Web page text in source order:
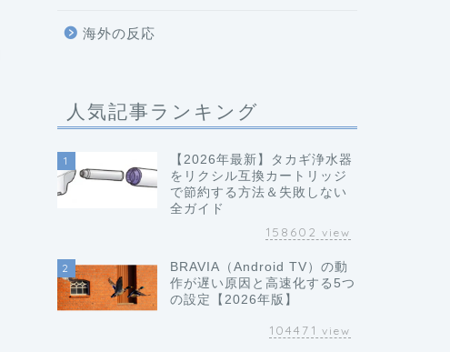
海外の反応
人気記事ランキング
1
【2026年最新】タカギ浄水器
をリクシル互換カートリッジ
で節約する方法＆失敗しない
全ガイド
158602 view
2
BRAVIA（Android TV）の動
作が遅い原因と高速化する5つ
の設定【2026年版】
104471 view